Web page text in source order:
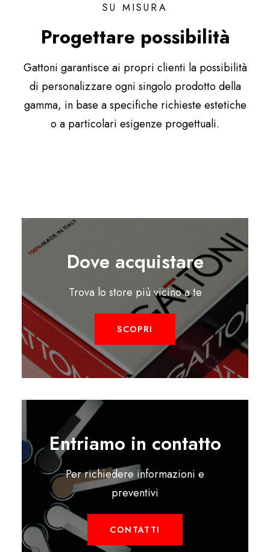
SU MISURA
Progettare possibilità
Gattoni garantisce ai propri clienti la possibilità
di personalizzare ogni singolo prodotto della
gamma, in base a specifiche richieste estetiche
o a particolari esigenze progettuali.
Dove acquistare
Trova lo store più vicino a te
SCOPRI
Entriamo in contatto
Per richiedere informazioni e
preventivi
CONTATTI